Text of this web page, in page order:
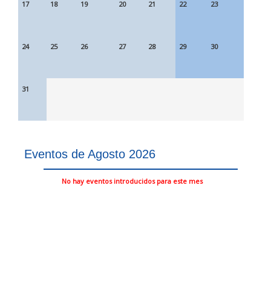
17 18 19 20 21 22 23
24 25 26 27 28 29 30
31
Eventos de Agosto 2026
No hay eventos introducidos para este mes